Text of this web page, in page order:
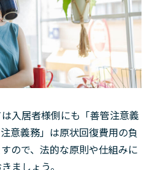
入居者様側にも「善管注意義
意義務」は原状回復費用の負
ので、法的な原則や仕組みに
ましょう。